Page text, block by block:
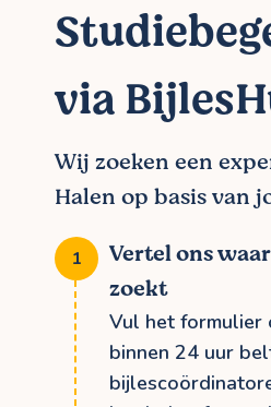
via
Wij zoeken een
Halen op basis van
Vertel ons
zoekt
Vul het formulier
binnen 24 uur